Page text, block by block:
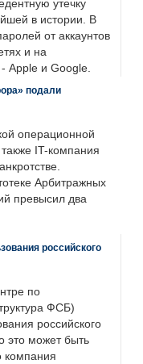
утечку
в истории. В
от аккаунтов
и на
- Apple и Google.
подали
операционной
IT-компания
Арбитражных
превысил два
российского
по
ФСБ)
российского
это может быть
компания